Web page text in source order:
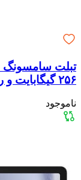
۲۵۶ گیگابایت و رم ۸ گیگابایت مدل 5G
ناموجود